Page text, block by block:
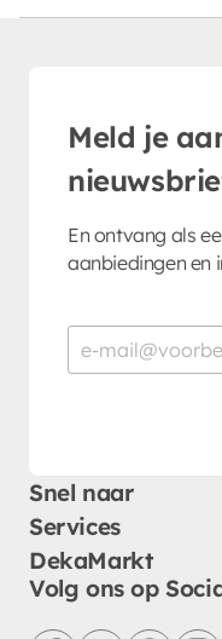
Meld je
En ontvang als
aanbiedingen en
Snel naar
Services
DekaMarkt
Volg ons op